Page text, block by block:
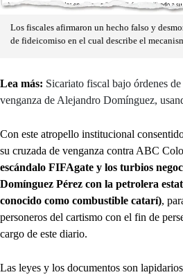
Los fiscales afirmaron un hecho falso y
de fideicomiso en el cual describe el
Lea más: Sicariato fiscal bajo órdenes
venganza de Alejandro Domínguez,
Con este atropello institucional
su cruzada de venganza contra ABC
escándalo FIFAgate y los turbios
Domínguez Pérez con la petrolera
conocido como combustible catarí),
personeros del cartismo con el fin de
cargo de este diario.
Las leyes y los documentos son